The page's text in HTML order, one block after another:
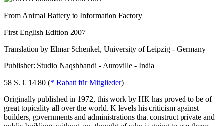
From Animal Battery to Information Factory
First English Edition 2007
Translation by Elmar Schenkel, University of Leipzig - Germany
Publisher: Studio Naqshbandi - Auroville - India
58 S. € 14,80 (* Rabatt für Mitglieder)
Originally published in 1972, this work by HK has proved to be of
great topicality all over the world. K levels his criticism against
builders, governments and administrations that construct private and